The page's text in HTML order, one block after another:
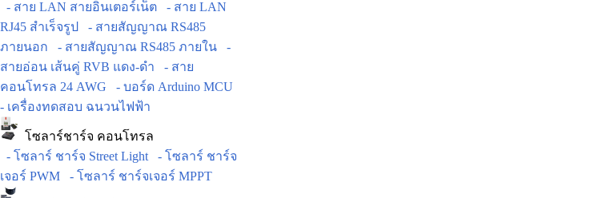
- สาย LAN สายอินเตอร์เน็ต
- สาย LAN
RJ45 สำเร็จรูป
- สายสัญญาณ RS485
ภายนอก
- สายสัญญาณ RS485 ภายใน
-
สายอ่อน เส้นคู่ RVB แดง-ดำ
- สาย
คอนโทรล 24 AWG
- บอร์ด Arduino MCU
- เครื่องทดสอบ ฉนวนไฟฟ้า
โซลาร์ชาร์จ คอนโทรล
- โซลาร์ ชาร์จ Street Light
- โซลาร์ ชาร์จ
เจอร์ PWM
- โซลาร์ ชาร์จเจอร์ MPPT